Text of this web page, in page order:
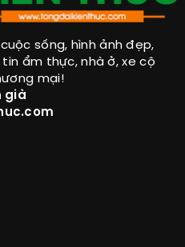
sống, hình ảnh đẹp,
ẩm thực, nhà ở, xe cộ
mại!
già